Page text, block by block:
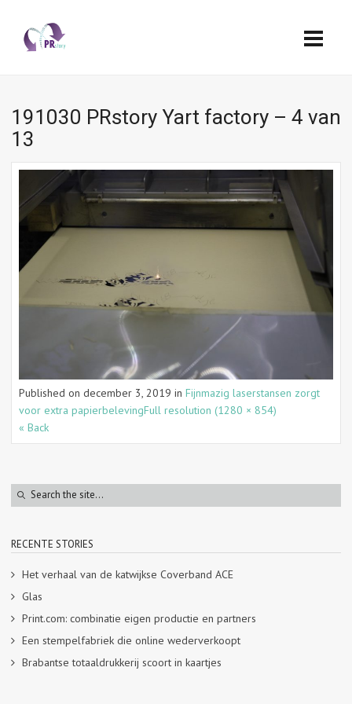
191030 PRstory Yart factory – 4 van
13
Published on december 3, 2019 in Fijnmazig laserstansen zorgt
voor extra papierbelevingFull resolution (1280 × 854)
« Back
RECENTE STORIES
Het verhaal van de katwijkse Coverband ACE
Glas
Print.com: combinatie eigen productie en partners
Een stempelfabriek die online wederverkoopt
Brabantse totaaldrukkerij scoort in kaartjes